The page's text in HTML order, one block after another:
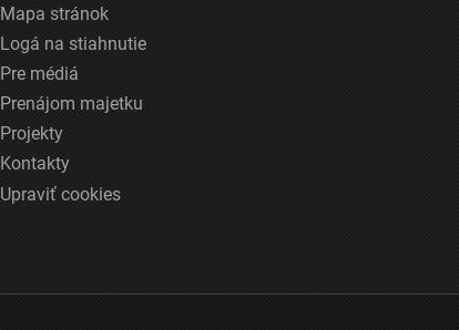
Mapa stránok
Logá na stiahnutie
Pre médiá
Prenájom majetku
Projekty
Kontakty
Upraviť cookies